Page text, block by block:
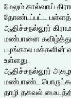
மேலும் கால்வாய்
தோண்டப்பட்ட
ஆதிச்சநல்லூர்
மண்பானை
பழங்கால மக்களின்
உள்ளது.
ஆதிச்சநல்லூர்
மண்பாண்ட
தாழி தகவல்